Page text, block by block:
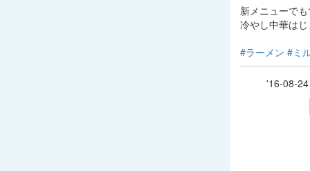
新メニューでも
冷やし中華はじ
#ラーメン #ミ